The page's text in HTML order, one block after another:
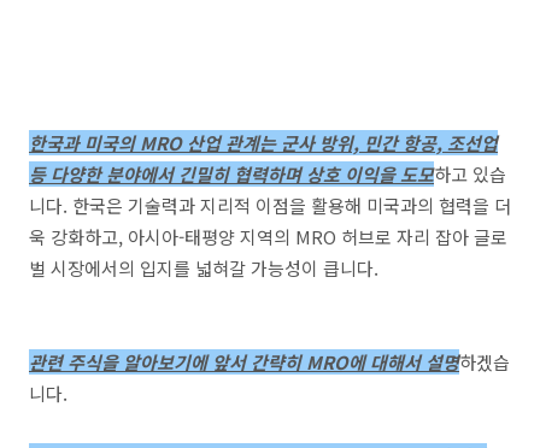
한국과 미국의 MRO 산업 관계는 군사 방위, 민간 항공, 조선업
등 다양한 분야에서 긴밀히 협력하며 상호 이익을 도모하고 있습
니다. 한국은 기술력과 지리적 이점을 활용해 미국과의 협력을 더
욱 강화하고, 아시아-태평양 지역의 MRO 허브로 자리 잡아 글로
벌 시장에서의 입지를 넓혀갈 가능성이 큽니다.
관련 주식을 알아보기에 앞서 간략히 MRO에 대해서 설명하겠습
니다.